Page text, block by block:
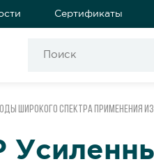
Сертификаты
широкого спектра применения